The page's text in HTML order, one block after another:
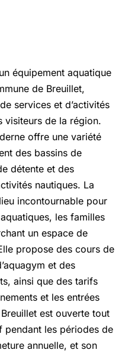
équipement aquatique
de Breuillet,
services et d’activités
visiteurs de la région.
offre une variété
des bassins de
détente et des
nautiques. La
incontournable pour
les familles
un espace de
propose des cours de
et des
ainsi que des tarifs
et les entrées
est ouverte tout
pendant les périodes de
annuelle, et son